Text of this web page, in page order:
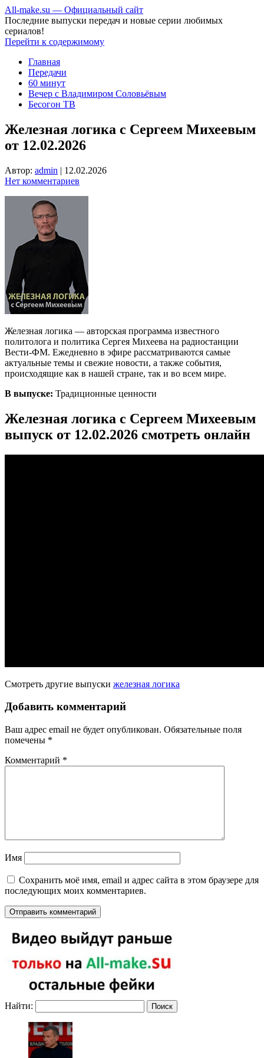
All-make.su — Официальный сайт
Последние выпуски передач и новые серии любимых
сериалов!
Перейти к содержимому
Главная
Передачи
60 минут
Вечер с Владимиром Соловьёвым
Бесогон ТВ
Железная логика с Сергеем Михеевым
от 12.02.2026
Автор: admin | 12.02.2026
Нет комментариев
Железная логика — авторская программа известного
политолога и политика Сергея Михеева на радиостанции
Вести-ФМ. Ежедневно в эфире рассматриваются самые
актуальные темы и свежие новости, а также события,
происходящие как в нашей стране, так и во всем мире.
В выпуске: Традиционные ценности
Железная логика с Сергеем Михеевым
выпуск от 12.02.2026 смотреть онлайн
Смотреть другие выпуски железная логика
Добавить комментарий
Ваш адрес email не будет опубликован. Обязательные поля
помечены *
Комментарий *
Имя
Сохранить моё имя, email и адрес сайта в этом браузере для
последующих моих комментариев.
Найти: